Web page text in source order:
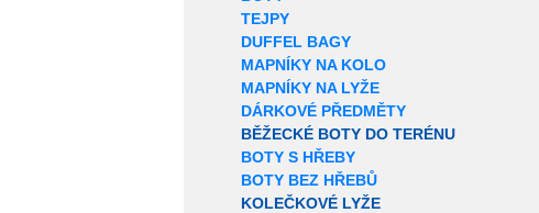
TEJPY
DUFFEL BAGY
MAPNÍKY NA KOLO
MAPNÍKY NA LYŽE
DÁRKOVÉ PŘEDMĚTY
BĚŽECKÉ BOTY DO TERÉNU
BOTY S HŘEBY
BOTY BEZ HŘEBŮ
KOLEČKOVÉ LYŽE